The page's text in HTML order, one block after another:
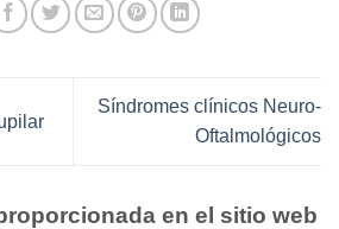
Síndromes clínicos Neuro-
Oftalmológicos
en el sitio web